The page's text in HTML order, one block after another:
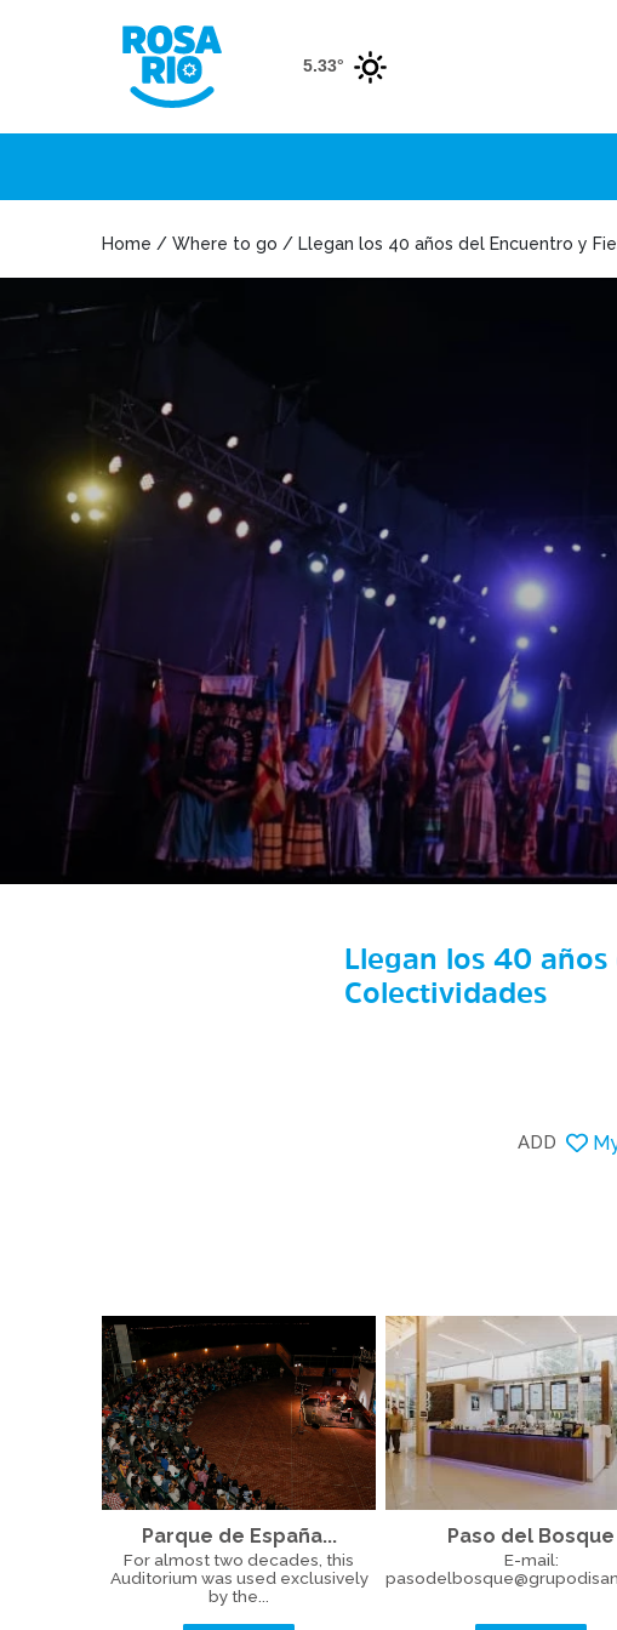
5.33°
Home / Where to go / Llegan los 40 años del Encuentro y
Llegan los 40
Colectividades
ADD
Parque de España...
For almost two decades, this
Auditorium was used exclusively
by the...
Paso del Bosque
E-mail: